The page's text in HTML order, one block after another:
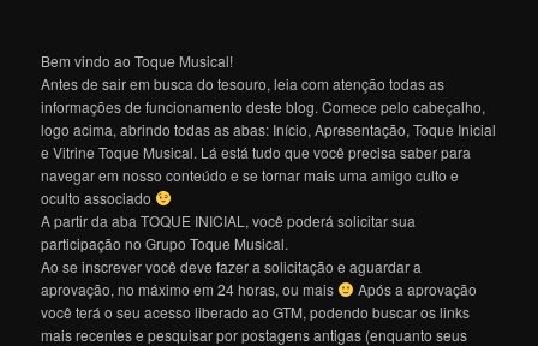
Bem vindo ao Toque Musical!
Antes de sair em busca do tesouro, leia com atenção todas as
informações de funcionamento deste blog. Comece pelo cabeçalho,
logo acima, abrindo todas as abas: Início, Apresentação, Toque Inicial
e Vitrine Toque Musical. Lá está tudo que você precisa saber para
navegar em nosso conteúdo e se tornar mais uma amigo culto e
oculto associado
A partir da aba TOQUE INICIAL, você poderá solicitar sua
participação no Grupo Toque Musical.
Ao se inscrever você deve fazer a solicitação e aguardar a
aprovação, no máximo em 24 horas, ou mais
Após a aprovação
você terá o seu acesso liberado ao GTM, podendo buscar os links
mais recentes e pesquisar por postagens antigas (enquanto seus